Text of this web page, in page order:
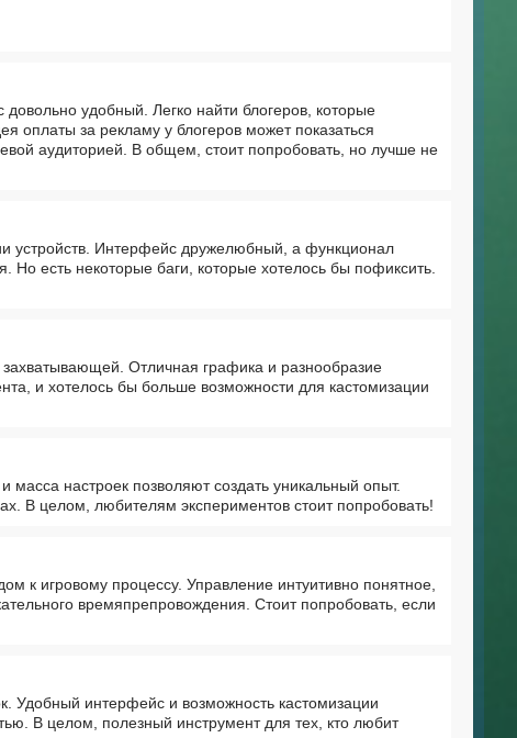
удобный. Легко найти блогеров, которые
оплаты за рекламу у блогеров может показаться
аудиторией. В общем, стоит попробовать, но лучше не
устройств. Интерфейс дружелюбный, а функционал
Но есть некоторые баги, которые хотелось бы пофиксить.
Отличная графика и разнообразие
и хотелось бы больше возможности для кастомизации
настроек позволяют создать уникальный опыт.
В целом, любителям экспериментов стоит попробовать!
к игровому процессу. Управление интуитивно понятное,
времяпрепровождения. Стоит попробовать, если
Удобный интерфейс и возможность кастомизации
В целом, полезный инструмент для тех, кто любит